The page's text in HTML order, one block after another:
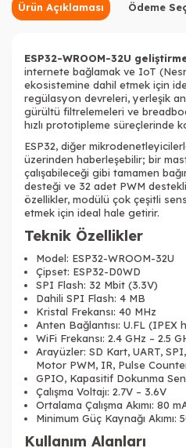
Ürün Açıklaması Ödeme
ESP32-WROOM-32U
internete bağlamak ve IoT
ekosistemine dahil etmek için
regülasyon devreleri, yerleşik
gürültü filtrelemeleri ve
hızlı prototipleme süreçlerinde
ESP32, diğer
üzerinden haberleşebilir; bir
çalışabileceği gibi tamamen
desteği ve 32 adet PWM
özellikler, modülü çok çeşitli
etmek için ideal hale getirir.
Teknik Özellikler
Model: ESP32-WROOM-32U
Çipset: ESP32-D0WD
SPI Flash: 32 Mbit (3.3V)
Dahili SPI Flash: 4 MB
Kristal Frekansı: 40 MHz
Anten Bağlantısı: U.FL (IPEX
WiFi Frekansı: 2.4 GHz – 2.5
Arayüzler: SD Kart, UART,
Motor PWM, IR, Pulse
GPIO, Kapasitif Dokunma
Çalışma Voltajı: 2.7V – 3.6V
Ortalama Çalışma Akımı: 80
Minimum Güç Kaynağı Akımı:
Kullanım Alanları